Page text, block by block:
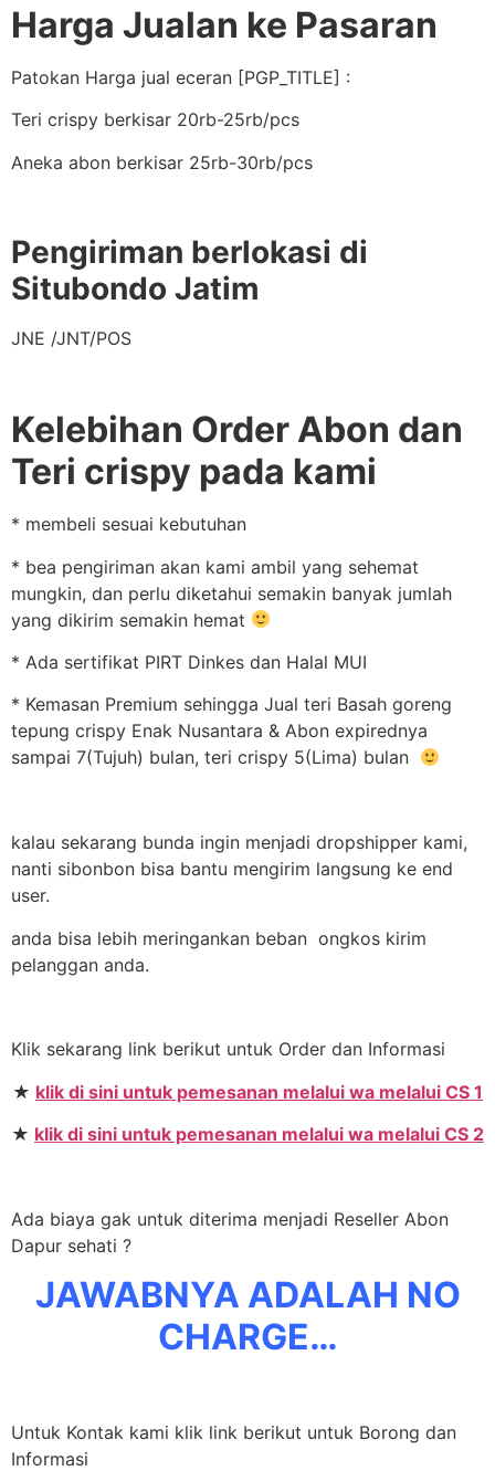
Harga Jualan ke Pasaran
Patokan Harga jual eceran [PGP_TITLE] :
Teri crispy berkisar 20rb-25rb/pcs
Aneka abon berkisar 25rb-30rb/pcs
Pengiriman berlokasi di
Situbondo Jatim
JNE /JNT/POS
Kelebihan Order Abon dan
Teri crispy pada kami
* membeli sesuai kebutuhan
* bea pengiriman akan kami ambil yang sehemat
mungkin, dan perlu diketahui semakin banyak jumlah
yang dikirim semakin hemat
* Ada sertifikat PIRT Dinkes dan Halal MUI
* Kemasan Premium sehingga Jual teri Basah goreng
tepung crispy Enak Nusantara & Abon expirednya
sampai 7(Tujuh) bulan, teri crispy 5(Lima) bulan
kalau sekarang bunda ingin menjadi dropshipper kami,
nanti sibonbon bisa bantu mengirim langsung ke end
user.
anda bisa lebih meringankan beban ongkos kirim
pelanggan anda.
Klik sekarang link berikut untuk Order dan Informasi
★ klik di sini untuk pemesanan melalui wa melalui CS 1
★ klik di sini untuk pemesanan melalui wa melalui CS 2
Ada biaya gak untuk diterima menjadi Reseller Abon
Dapur sehati ?
JAWABNYA ADALAH NO
CHARGE…
Untuk Kontak kami klik link berikut untuk Borong dan
Informasi